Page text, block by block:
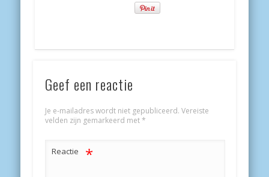
Geef een reactie
Je e-mailadres wordt niet gepubliceerd. Vereiste
velden zijn gemarkeerd met*
Reactie *